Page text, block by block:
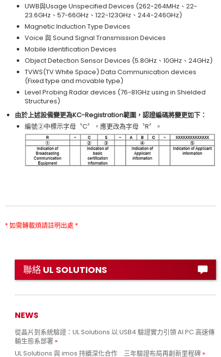
UWB與Usage Unspecified Devices (262-264MHz、22-
23.6GHz、57-66GHz、122-123GHz、244-246GHz)
Magnetic Induction Type Devices
Voice 與 Sound Signal Transmission Devices
Mobile Identification Devices
Object Detection Sensor Devices (5.8GHz、10GHz、24GHz)
TVWS(TV White Space) Data Communication devices
(Fixed type and movable type)
Level Probing Radar devices (76-81GHz using in Shielded
Structures)
由於上述設備變更為KC-Registration範圍，認證編碼將變更如下：
編號②中標示字母〝C〞，應更改為字母〝R〞。
* 如需轉載煩請註明出處 *
聯絡 UL SOLUTIONS
NEWS
從晶片到系統驗證：UL Solutions 以 USB4 驗證實力引領 AI PC 高速傳
輸生態系部署
UL Solutions 與 imos 持續深化合作 三年驗證布局再創新里程碑